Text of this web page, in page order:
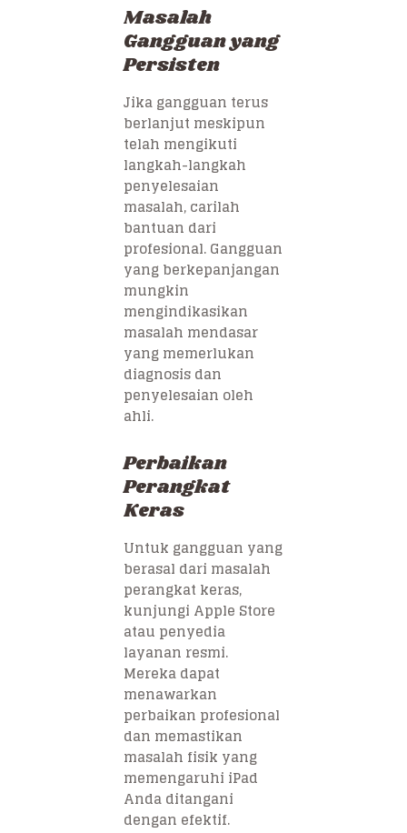
Masalah
Gangguan yang
Persisten
Jika gangguan terus
berlanjut meskipun
telah mengikuti
langkah-langkah
penyelesaian
masalah, carilah
bantuan dari
profesional. Gangguan
yang berkepanjangan
mungkin
mengindikasikan
masalah mendasar
yang memerlukan
diagnosis dan
penyelesaian oleh
ahli.
Perbaikan
Perangkat
Keras
Untuk gangguan yang
berasal dari masalah
perangkat keras,
kunjungi Apple Store
atau penyedia
layanan resmi.
Mereka dapat
menawarkan
perbaikan profesional
dan memastikan
masalah fisik yang
memengaruhi iPad
Anda ditangani
dengan efektif.